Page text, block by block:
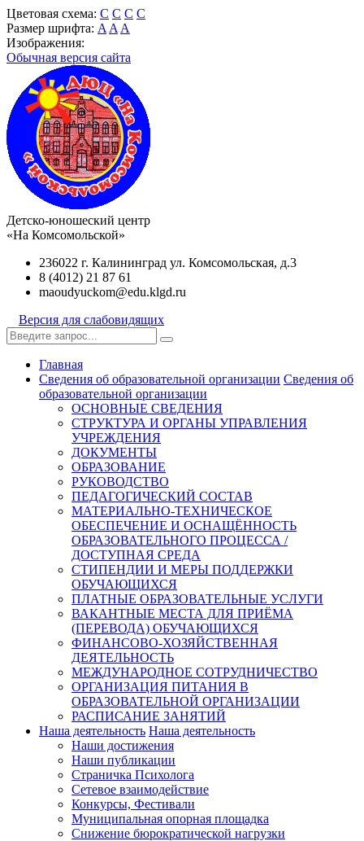
Цветовая схема: C C C C
Размер шрифта: A A A
Изображения:
Обычная версия сайта
Детско-юношеский центр
«На Комсомольской»
236022 г. Калининград ул. Комсомольская, д.3
8 (4012) 21 87 61
maoudyuckom@edu.klgd.ru
Версия для слабовидящих
Главная
Сведения об образовательной организации Сведения об
образовательной организации
ОСНОВНЫЕ СВЕДЕНИЯ
СТРУКТУРА И ОРГАНЫ УПРАВЛЕНИЯ
УЧРЕЖДЕНИЯ
ДОКУМЕНТЫ
ОБРАЗОВАНИЕ
РУКОВОДСТВО
ПЕДАГОГИЧЕСКИЙ СОСТАВ
МАТЕРИАЛЬНО-ТЕХНИЧЕСКОЕ
ОБЕСПЕЧЕНИЕ И ОСНАЩЁННОСТЬ
ОБРАЗОВАТЕЛЬНОГО ПРОЦЕССА /
ДОСТУПНАЯ СРЕДА
СТИПЕНДИИ И МЕРЫ ПОДДЕРЖКИ
ОБУЧАЮЩИХСЯ
ПЛАТНЫЕ ОБРАЗОВАТЕЛЬНЫЕ УСЛУГИ
ВАКАНТНЫЕ МЕСТА ДЛЯ ПРИЁМА
(ПЕРЕВОДА) ОБУЧАЮЩИХСЯ
ФИНАНСОВО-ХОЗЯЙСТВЕННАЯ
ДЕЯТЕЛЬНОСТЬ
МЕЖДУНАРОДНОЕ СОТРУДНИЧЕСТВО
ОРГАНИЗАЦИЯ ПИТАНИЯ В
ОБРАЗОВАТЕЛЬНОЙ ОРГАНИЗАЦИИ
РАСПИСАНИЕ ЗАНЯТИЙ
Наша деятельность Наша деятельность
Наши достижения
Наши публикации
Страничка Психолога
Сетевое взаимодействие
Конкурсы, Фестивали
Муниципальная опорная площадка
Снижение бюрократической нагрузки